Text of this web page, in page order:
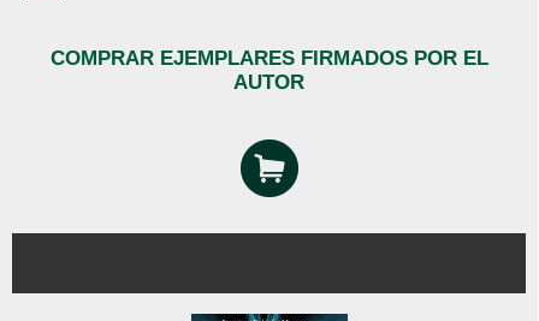
COMPRAR EJEMPLARES FIRMADOS POR EL
AUTOR